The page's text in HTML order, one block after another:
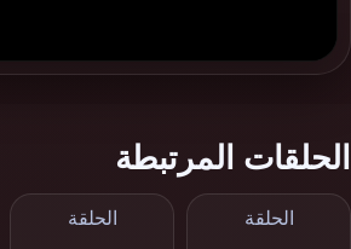
الحلقات المرتبطة
الحلقة
الحلقة